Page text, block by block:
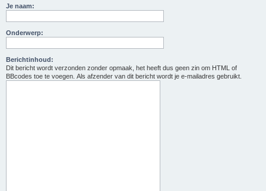
Je naam:
Onderwerp:
Berichtinhoud:
Dit bericht wordt verzonden zonder opmaak, het heeft dus geen zin om HTML of
BBcodes toe te voegen. Als afzender van dit bericht wordt je e-mailadres gebruikt.